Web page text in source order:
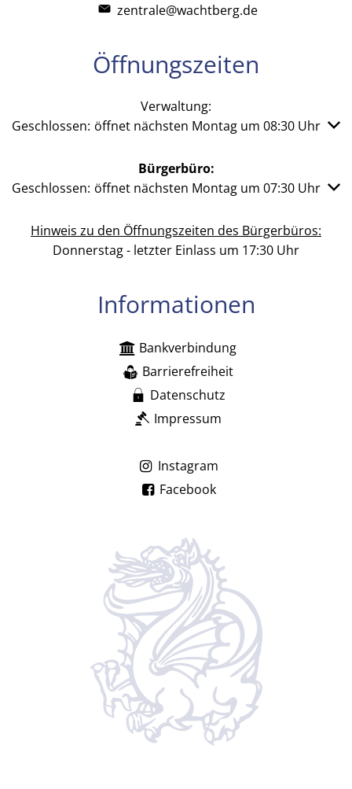
zentrale@wachtberg.de
Öffnungszeiten
Verwaltung:
Klicken, um weitere Öffnungs- oder Schließzeiten
Geschlossen: öffnet nächsten Montag um 08:30 Uhr
Bürgerbüro:
Klicken, um weitere Öffnungs- oder Schließzeiten
Geschlossen: öffnet nächsten Montag um 07:30 Uhr
Hinweis zu den Öffnungszeiten des Bürgerbüros:
Donnerstag - letzter Einlass um 17:30 Uhr
Informationen
Bankverbindung
Barrierefreiheit
Datenschutz
Impressum
Instagram
Facebook